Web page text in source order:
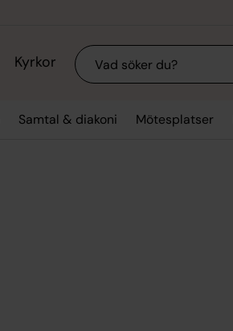
Kyrkor Sök
Samtal & diakoni Mötesplatser